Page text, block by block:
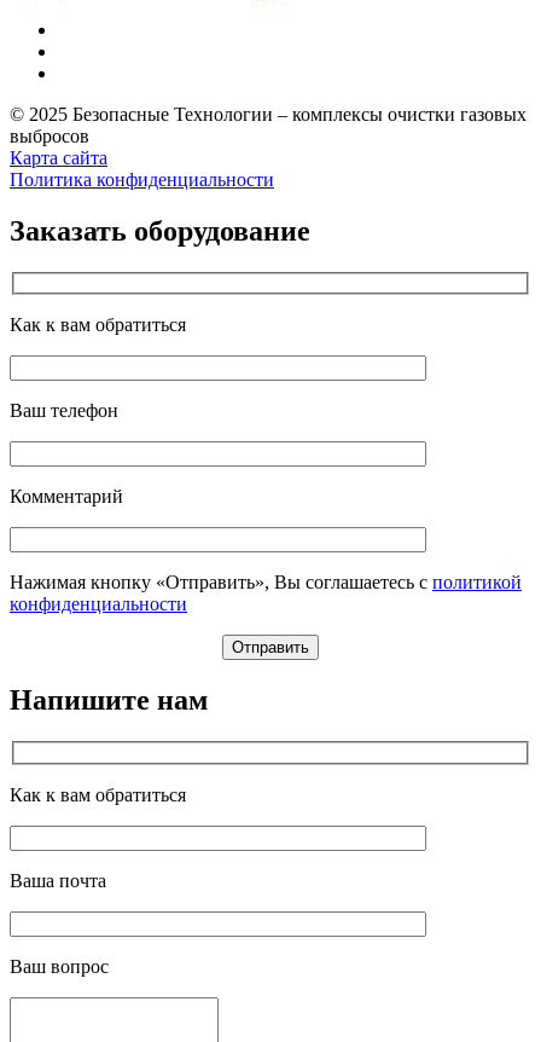
© 2025 Безопасные Технологии – комплексы очистки газовых
выбросов
Карта сайта
Политика конфиденциальности
Заказать оборудование
Как к вам обратиться
Ваш телефон
Комментарий
Нажимая кнопку «Отправить», Вы соглашаетесь с политикой
конфиденциальности
Напишите нам
Как к вам обратиться
Ваша почта
Ваш вопрос